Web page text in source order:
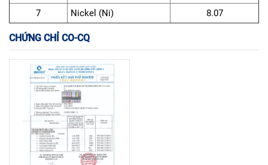
7
Nickel (Ni) 8.07
CHỨNG CHỈ CO-CQ